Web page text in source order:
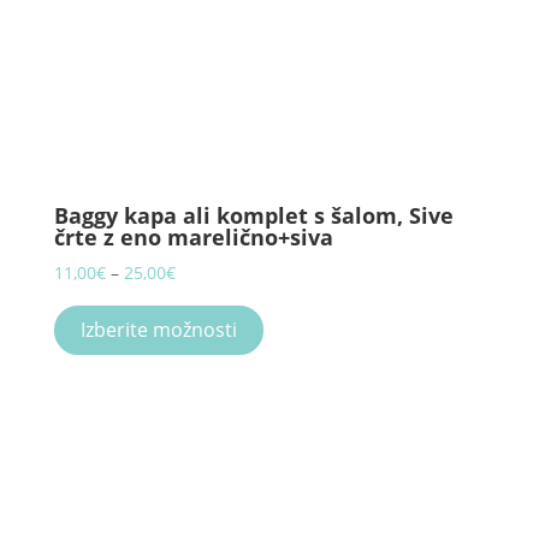
Baggy kapa ali komplet s šalom, Sive
črte z eno marelično+siva
11,00€ – 25,00€Price
11,00€
through
Izberite možnosti
product